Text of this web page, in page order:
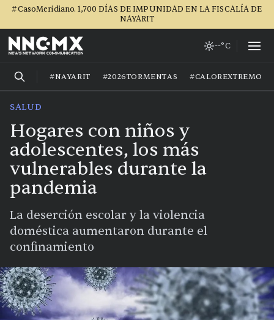
#CasoMeridiano. 1,700 DÍAS DE IMPUNIDAD EN LA FISCALÍA DE
NAYARIT
--°C
#NAYARIT #2026TORMENTAS #CALOREXTREMO
SALUD
Hogares con niños y
adolescentes, los más
vulnerables durante la
pandemia
La deserción escolar y la violencia
doméstica aumentaron durante el
confinamiento